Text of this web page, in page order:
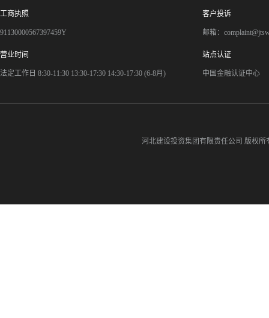
工商执照
91130000567397459Y
客户投诉
邮箱：
营业时间
法定工作日 8:30-11:30 13:30-17:30 14:30-17:30 (6-8月)
站点认证
中国金融认证中心
河北建设投资集团有限责任公司 版权所